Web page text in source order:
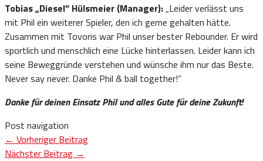
Tobias „Diesel“ Hülsmeier (Manager): „Leider verlässt uns
mit Phil ein weiterer Spieler, den ich gerne gehalten hätte.
Zusammen mit Tovoris war Phil unser bester Rebounder. Er wird
sportlich und menschlich eine Lücke hinterlassen. Leider kann ich
seine Beweggründe verstehen und wünsche ihm nur das Beste.
Never say never. Danke Phil & ball together!“
Danke für deinen Einsatz Phil und alles Gute für deine Zukunft!
Post navigation
← Vorheriger Beitrag
Nächster Beitrag →